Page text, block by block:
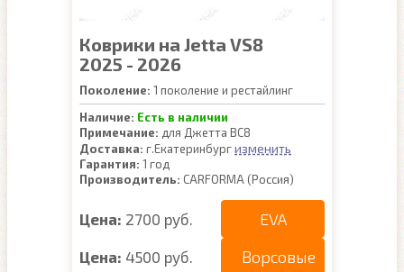
Коврики на Jetta VS8
2025 - 2026
Поколение: 1 поколение и рестайлинг
Наличие: Есть в наличии
Примечание: для Джетта ВС8
Доставка: г.Екатеринбургизменить
Гарантия: 1 год
Производитель: CARFORMA (Россия)
Цена: 2700 руб. EVA
Цена: 4500 руб. Ворсовые